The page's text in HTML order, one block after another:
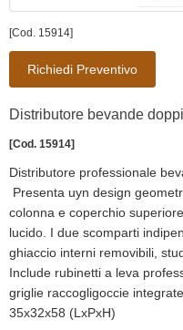
[Cod. 15914]
Richiedi Preventivo
Distributore bevande
[Cod. 15914]
Distributore professionale
Presenta uyn design
colonna e coperchio
lucido. I due scomparti
ghiaccio interni removibili,
Include rubinetti a leva
griglie raccogligoccie
35x32x58 (LxPxH)